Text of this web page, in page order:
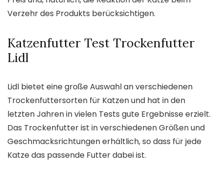
Verzehr des Produkts berücksichtigen.
Katzenfutter Test Trockenfutter
Lidl
Lidl bietet eine große Auswahl an verschiedenen
Trockenfuttersorten für Katzen und hat in den
letzten Jahren in vielen Tests gute Ergebnisse erzielt.
Das Trockenfutter ist in verschiedenen Größen und
Geschmacksrichtungen erhältlich, so dass für jede
Katze das passende Futter dabei ist.